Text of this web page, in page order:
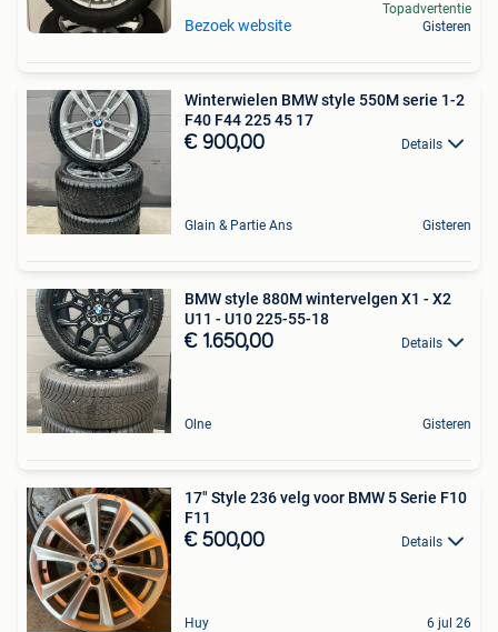
Bezoek website
Topadvertentie
Gisteren
Winterwielen BMW style 550M serie 1-2
F40 F44 225 45 17
€ 900,00 Details
Glain & Partie Ans Gisteren
BMW style 880M wintervelgen X1 - X2
U11 - U10 225-55-18
€ 1.650,00 Details
Olne Gisteren
17" Style 236 velg voor BMW 5 Serie F10
F11
€ 500,00 Details
Huy 6 jul 26